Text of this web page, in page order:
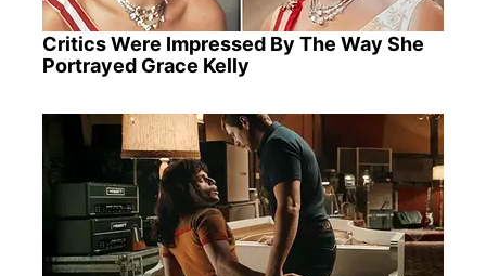
Critics Were Impressed By The Way She
Portrayed Grace Kelly